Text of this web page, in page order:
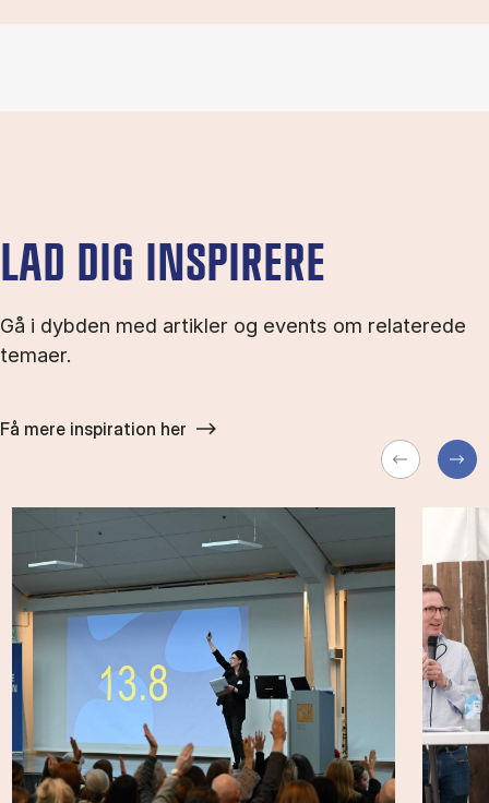
LAD DIG INSPIRERE
Gå i dybden med artikler og events om relaterede
temaer.
Få mere inspiration her